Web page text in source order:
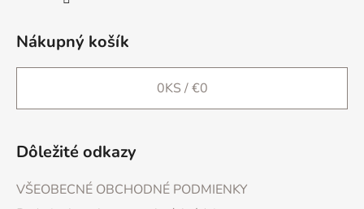
Nákupný košík
0KS /€0
Dôležité odkazy
VŠEOBECNÉ OBCHODNÉ PODMIENKY